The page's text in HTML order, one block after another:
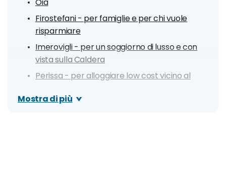
Firostefani - per famiglie e per chi vuole
risparmiare
Imerovigli - per un soggiorno di lusso e con
vista sulla Caldera
Perissa - per alloggiare low cost vicino al
Kamari - vicino l'aeroporto e lontano dalla
Mostra di più